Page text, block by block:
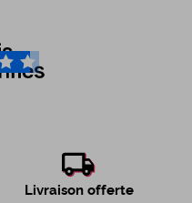
/5
Livraison offerte